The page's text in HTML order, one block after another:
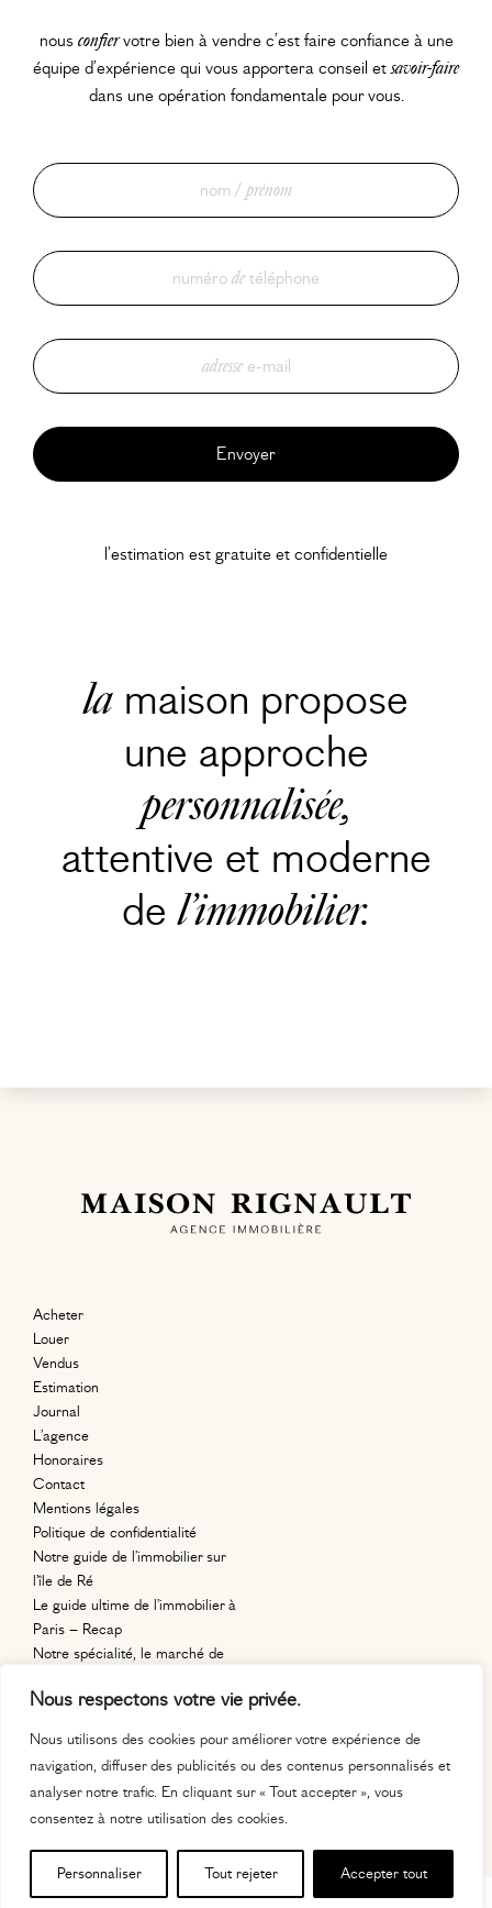
Nous respectons votre vie privée.
Nous utilisons des cookies pour améliorer votre expérience de
navigation, diffuser des publicités ou des contenus personnalisés et
analyser notre trafic. En cliquant sur « Tout accepter », vous
consentez à notre utilisation des cookies.
Personnaliser Tout rejeter Accepter tout
nous confiervotre bien à vendre c’est faire confiance à une
équipe d’expérience qui vous apportera conseil etsavoir-faire
dans une opération fondamentale pour vous.
nom / prénom
numéro de téléphone
adressee-mail
l’estimation est gratuite et confidentielle
la maison propose
une approche
personnalisée,
attentive et moderne
del’immobilier.
Acheter
Louer
Vendus
Estimation
Journal
L’agence
Honoraires
Contact
Mentions légales
Politique de confidentialité
Notre guide de l’immobilier sur
l’île de Ré
Le guide ultime de l’immobilier à
Paris – Recap
Notre spécialité, le marché de
11, place
75020 paris
contact@maisonrignault.com
06 63 63 22 99
MAISON RIGNAULT © 2026 — DESIGN & DÉVELOPPEMENT PARRÉMY SELLIER